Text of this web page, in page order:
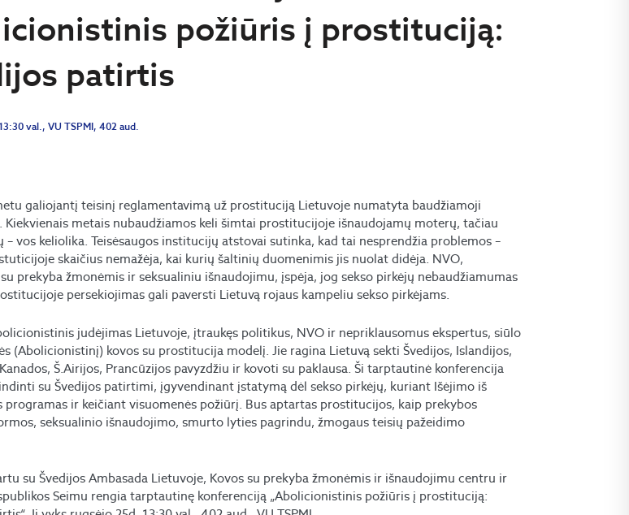
požiūris į prostituciją:
patirtis
val., VU TSPMI, 402 aud.
galiojantį teisinį reglamentavimą už prostituciją Lietuvoje numatyta baudžiamoji
Kiekvienais metais nubaudžiamos keli šimtai prostitucijoje išnaudojamų moterų, tačiau
– vos keliolika. Teisėsaugos institucijų atstovai sutinka, kad tai nesprendžia problemos –
skaičius nemažėja, kai kurių šaltinių duomenimis jis nuolat didėja. NVO,
prekyba žmonėmis ir seksualiniu išnaudojimu, įspėja, jog sekso pirkėjų nebaudžiamumas
persekiojimas gali paversti Lietuvą rojaus kampeliu sekso pirkėjams.
judėjimas Lietuvoje, įtraukęs politikus, NVO ir nepriklausomus ekspertus, siūlo
(Abolicionistinį) kovos su prostitucija modelį. Jie ragina Lietuvą sekti Švedijos, Islandijos,
Š.Airijos, Prancūzijos pavyzdžiu ir kovoti su paklausa. Ši tarptautinė konferencija
su Švedijos patirtimi, įgyvendinant įstatymą dėl sekso pirkėjų, kuriant Išėjimo iš
ir keičiant visuomenės požiūrį. Bus aptartas prostitucijos, kaip prekybos
seksualinio išnaudojimo, smurto lyties pagrindu, žmogaus teisių pažeidimo
su Švedijos Ambasada Lietuvoje, Kovos su prekyba žmonėmis ir išnaudojimu centru ir
Seimu rengia tarptautinę konferenciją „Abolicionistinis požiūris į prostituciją: